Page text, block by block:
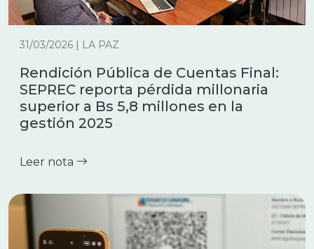
31/03/2026 | LA PAZ
Rendición Pública de Cuentas Final:
SEPREC reporta pérdida millonaria
superior a Bs 5,8 millones en la
gestión 2025
Leer nota